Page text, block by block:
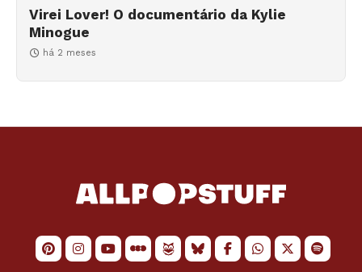
Virei Lover! O documentário da Kylie
Minogue
há 2 meses